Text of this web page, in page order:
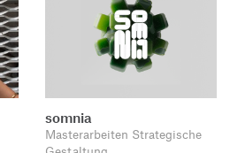
somnia
Masterarbeiten Strategische